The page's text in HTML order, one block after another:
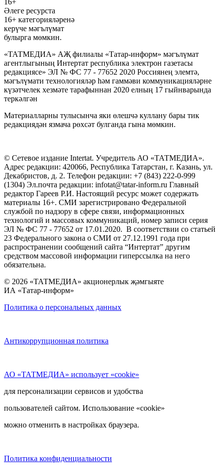
Әлеге ресурста
16+ категорияләренә
керүче мәгълүмат
булырга мөмкин.
«ТАТМЕДИА» АҖ филиалы «Татар-информ» мәгълүмат
агентлыгының Интертат республика электрон газетасы
редакциясе» ЭЛ № ФС 77 - 77652 2020 Россиянең элемтә,
мәгълүмати технологияләр һәм гаммәви коммуникацияләрне
күзәтчелек хезмәте тарафыннан 2020 елның 17 гыйнварында
теркәлгән
Материалларны тулысынча яки өлешчә куллану бары тик
редакциядән язмача рөхсәт булганда гына мөмкин.
© Сетевое издание Intertat. Учредитель АО «ТАТМЕДИА».
Адрес редакции: 420066, Республика Татарстан, г. Казань, ул.
Декабристов, д. 2. Телефон редакции: +7 (843) 222-0-999
(1304) Эл.почта редакции: infotat@tatar-inform.ru Главный
редактор Гареев Р.И. Настоящий ресурс может содержать
материалы 16+. СМИ зарегистрировано Федеральной
службой по надзору в сфере связи, информационных
технологий и массовых коммуникаций, номер записи серия
ЭЛ № ФС 77 - 77652 от 17.01.2020. В соответствии со статьей
23 Федерального закона о СМИ от 27.12.1991 года при
распространении сообщений сайта “Интертат” другим
средством массовой информации гиперссылка на него
обязательна.
© 2026 «ТАТМЕДИА» акционерлык җәмгыяте
ИА «Татар-информ»
Политика о персональных данных
Антикоррупционная политика
АО «ТАТМЕДИА» использует «cookie»
для персонализации сервисов и удобства
пользователей сайтом. Использование «cookie»
можно отменить в настройках браузера.
Политика конфиденциальности